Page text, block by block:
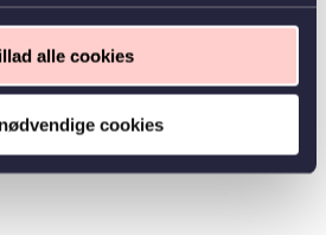
alle cookies
cookies